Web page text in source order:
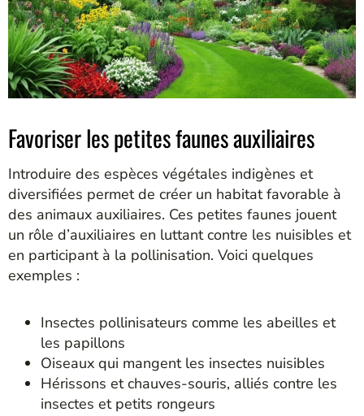
Favoriser les petites faunes auxiliaires
Introduire des espèces végétales indigènes et
diversifiées permet de créer un habitat favorable à
des animaux auxiliaires. Ces petites faunes jouent
un rôle d’auxiliaires en luttant contre les nuisibles et
en participant à la pollinisation. Voici quelques
exemples :
Insectes pollinisateurs comme les abeilles et
les papillons
Oiseaux qui mangent les insectes nuisibles
Hérissons et chauves-souris, alliés contre les
insectes et petits rongeurs